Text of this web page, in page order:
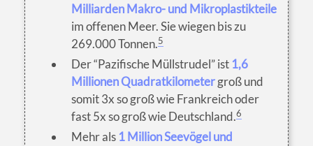
Milliarden Makro- und Mikroplastikteile
im offenen Meer. Sie wiegen bis zu
269.000 Tonnen.5
Der “Pazifische Müllstrudel” ist 1,6
Millionen Quadratkilometergroß und
somit 3x so groß wie Frankreich oder
fast 5x so groß wie Deutschland.6
Mehr als 1 Million Seevögel und